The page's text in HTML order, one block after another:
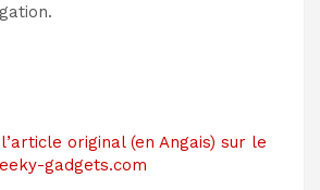
original (en Angais) sur le
gadgets.com